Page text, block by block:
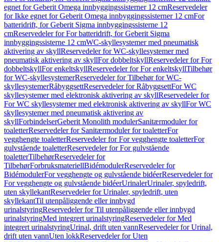
egnet for Geberit Omega innbyggingssisterner 12 cmReservedeler
for Ikke egnet for Geberit Omega innbyggingssisterner 12 cmFor
batteridrift, for Geberit Sigma innbyggingssisterne 12
cmReservedeler for For batteridrift, for Geberit Sigma
innbyggingssisterne 12 cmWC-skyllesystemer med pneumatisk
aktivering av skyllReservedeler for WC-skyllesystemer med
pneumatisk aktivering av skyllFor dobbeltskyllReservedeler for For
dobbeltskyllFor enkeltskyllReservedeler for For enkeltskyllTilbehør
for WC-skyllesystemerReservedeler for Tilbehør for WC-
skyllesystemerRåbyggsettReservedeler for RåbyggsettFor WC
skyllesystemer med elektronisk aktivering av skyllReservedeler for
For WC skyllesystemer med elektronisk aktivering av skyllFor WC
skyllesystemer med pneumatisk aktivering av
skyllForbindelserGeberit Monolith modulerSanitærmoduler for
toaletterReservedeler for Sanitærmoduler for toaletterFor
vegghengte toaletterReservedeler for For vegghengte toaletterFor
gulvstående toaletterReservedeler for For gulvstående
toaletterTilbehørReservedeler for
TilbehørForbruksmateriellBidémodulerReservedeler for
BidémodulerFor vegghengte og gulvstående bidéerReservedeler for
For vegghengte og gulvstående bidéerUrinalerUrinaler, spyledrift,
uten skyllekantReservedeler for Urinaler, spyledrift, uten
skyllekantTil utenpåliggende eller innbygd
urinalstyringReservedeler for Til utenpåliggende eller innbygd
urinalstyringMed integrert urinalstyringReservedeler for Med
integrert urinalstyringUrinal, drift uten vannReservedeler for Urinal,
drift uten vannUten lokkReservedeler for Uten